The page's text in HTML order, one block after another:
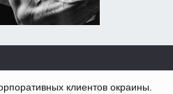
клиентов окраины.